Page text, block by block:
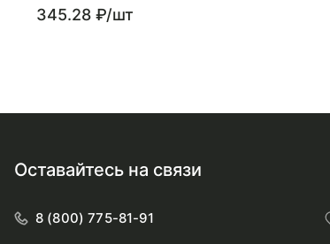
345.28 ₽/шт
Оставайтесь на связи
8 (800) 775-81-91